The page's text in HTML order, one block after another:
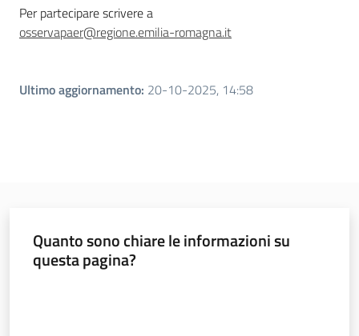
Per partecipare scrivere a
osservapaer@regione.emilia-romagna.it
Ultimo aggiornamento: 20-10-2025, 14:58
Quanto sono chiare le informazioni su
questa pagina?